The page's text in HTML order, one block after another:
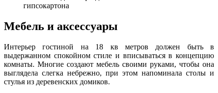
гипсокартона
Мебель и аксессуары
Интерьер гостиной на 18 кв метров должен быть в
выдержанном спокойном стиле и вписываться в концепцию
комнаты. Многие создают мебель своими руками, чтобы она
выглядела слегка небрежно, при этом напоминала столы и
стулья из деревенских домиков.